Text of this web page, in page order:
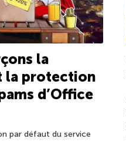
la
la protection
d’Office
par défaut du service